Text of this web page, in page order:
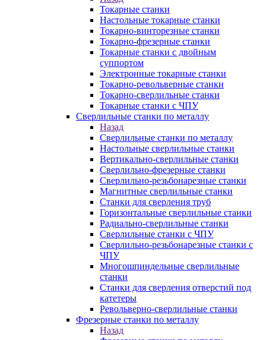
Токарные станки
Настольные токарные станки
Токарно-винторезные станки
Токарно-фрезерные станки
Токарные станки с двойным
суппортом
Электронные токарные станки
Токарно-револьверные станки
Токарно-сверлильные станки
Токарные станки с ЧПУ
Сверлильные станки по металлу
Назад
Сверлильные станки по металлу
Настольные сверлильные станки
Вертикально-сверлильные станки
Сверлильно-фрезерные станки
Сверлильно-резьбонарезные станки
Магнитные сверлильные станки
Станки для сверления труб
Горизонтальные сверлильные станки
Радиально-сверлильные станки
Сверлильные станки с ЧПУ
Сверлильно-резьбонарезные станки с
ЧПУ
Многошпиндельные сверлильные
станки
Станки для сверления отверстий под
катетеры
Револьверно-сверлильные станки
Фрезерные станки по металлу
Назад